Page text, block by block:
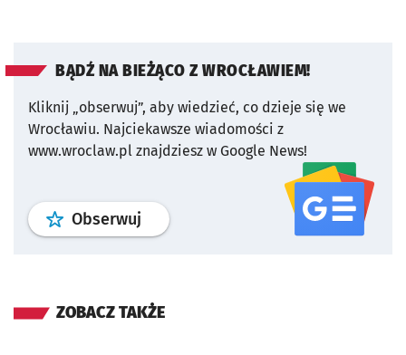
BĄDŹ NA BIEŻĄCO Z WROCŁAWIEM!
Kliknij „obserwuj”, aby wiedzieć, co dzieje się we
Wrocławiu. Najciekawsze wiadomości z
www.wroclaw.pl znajdziesz w Google News!
Obserwuj profil serwisu
ZOBACZ TAKŻE